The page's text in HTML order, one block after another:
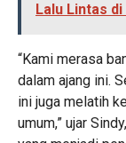
Lalu Lintas
“Kami merasa
dalam ajang ini.
ini juga melatih
umum,” ujar